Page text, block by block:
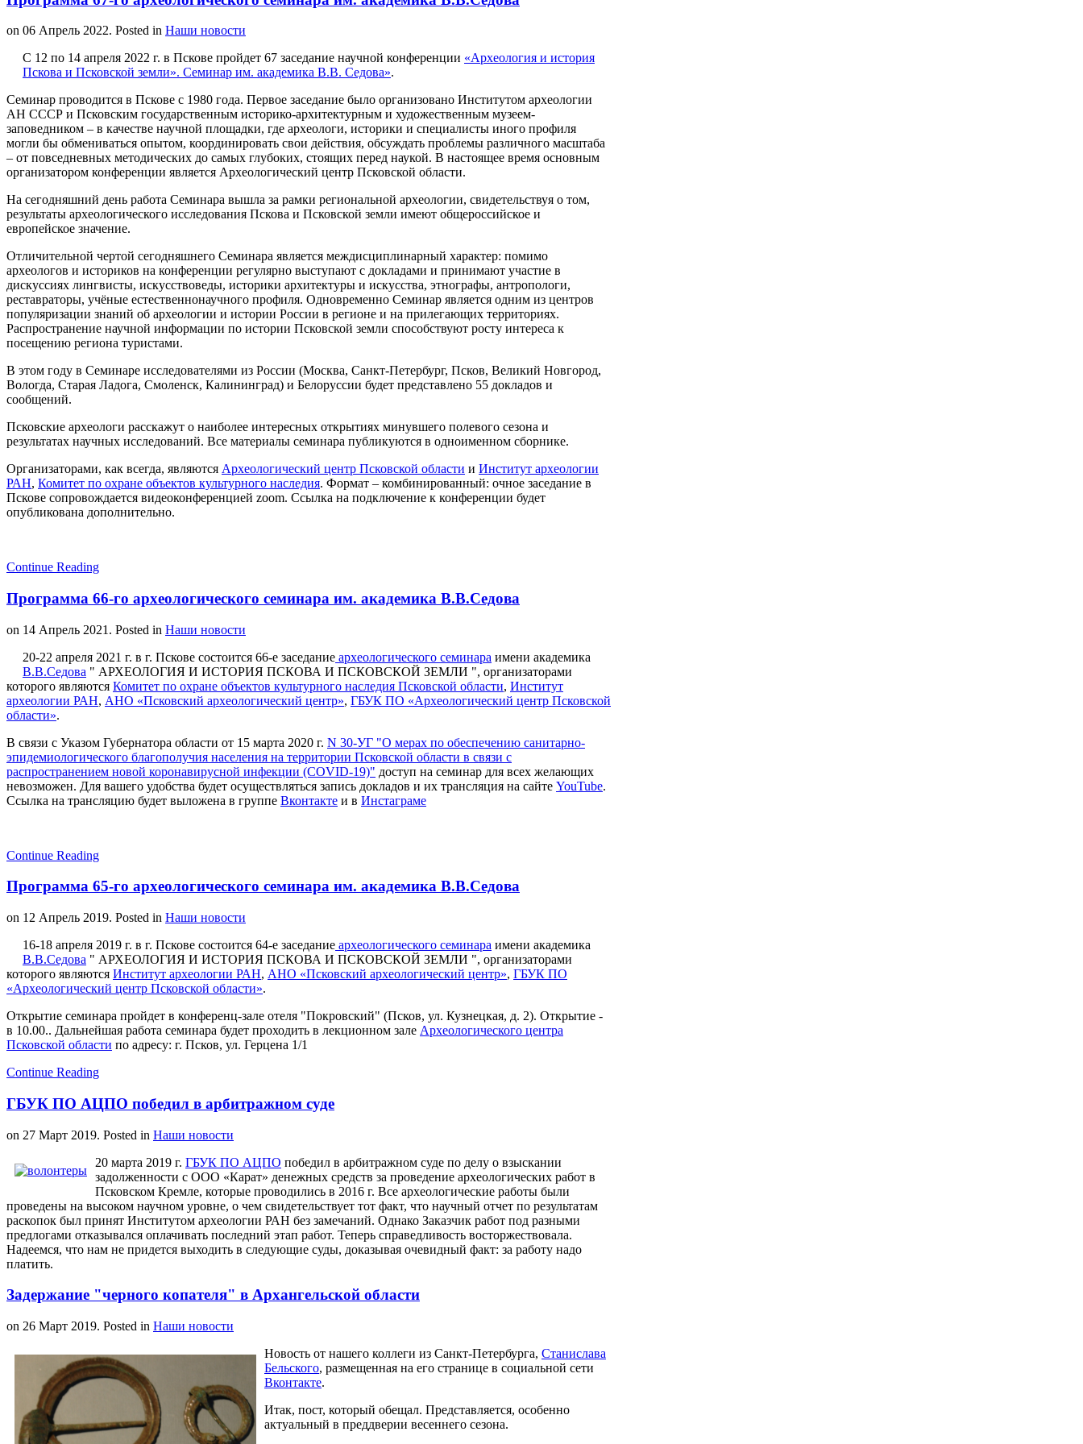
on 06 Апрель 2022. Posted in Наши новости
С 12 по 14 апреля 2022 г. в Пскове пройдет 67 заседание научной конференции «Археология и история
Пскова и Псковской земли». Семинар им. академика В.В. Седова».
Семинар проводится в Пскове с 1980 года. Первое заседание было организовано Институтом археологии
АН СССР и Псковским государственным историко-архитектурным и художественным музеем-
заповедником – в качестве научной площадки, где археологи, историки и специалисты иного профиля
могли бы обмениваться опытом, координировать свои действия, обсуждать проблемы различного масштаба
– от повседневных методических до самых глубоких, стоящих перед наукой. В настоящее время основным
организатором конференции является Археологический центр Псковской области.
На сегодняшний день работа Семинара вышла за рамки региональной археологии, свидетельствуя о том,
результаты археологического исследования Пскова и Псковской земли имеют общероссийское и
европейское значение.
Отличительной чертой сегодняшнего Семинара является междисциплинарный характер: помимо
археологов и историков на конференции регулярно выступают с докладами и принимают участие в
дискуссиях лингвисты, искусствоведы, историки архитектуры и искусства, этнографы, антропологи,
реставраторы, учёные естественнонаучного профиля. Одновременно Семинар является одним из центров
популяризации знаний об археологии и истории России в регионе и на прилегающих территориях.
Распространение научной информации по истории Псковской земли способствуют росту интереса к
посещению региона туристами.
В этом году в Семинаре исследователями из России (Москва, Санкт-Петербург, Псков, Великий Новгород,
Вологда, Старая Ладога, Смоленск, Калининград) и Белоруссии будет представлено 55 докладов и
сообщений.
Псковские археологи расскажут о наиболее интересных открытиях минувшего полевого сезона и
результатах научных исследований. Все материалы семинара публикуются в одноименном сборнике.
Организаторами, как всегда, являются Археологический центр Псковской области и Институт археологии
РАН, Комитет по охране объектов культурного наследия. Формат – комбинированный: очное заседание в
Пскове сопровождается видеоконференцией zoom. Ссылка на подключение к конференции будет
опубликована дополнительно.
Continue Reading
Программа 66-го археологического семинара им. академика В.В.Седова
on 14 Апрель 2021 . Posted in Наши новости
20-22 апреля 2021 г. в г. Пскове состоится 66-е заседание археологического семинара имени академика
В.В.Седова " АРХЕОЛОГИЯ И ИСТОРИЯ ПСКОВА И ПСКОВСКОЙ ЗЕМЛИ ", организаторами
которого являются Комитет по охране объектов культурного наследия Псковской области, Институт
археологии РАН, АНО «Псковский археологический центр», ГБУК ПО «Археологический центр Псковской
области».
В связи с Указом Губернатора области от 15 марта 2020 г. N 30-УГ "О мерах по обеспечению санитарно-
эпидемиологического благополучия населения на территории Псковской области в связи с
распространением новой коронавирусной инфекции (COVID-19)" доступ на семинар для всех желающих
невозможен. Для вашего удобства будет осуществляться запись докладов и их трансляция на сайте YouTube.
Ссылка на трансляцию будет выложена в группе Вконтакте и в Инстаграме
Continue Reading
Программа 65-го археологического семинара им. академика В.В.Седова
on 12 Апрель 2019. Posted in Наши новости
16-18 апреля 2019 г. в г. Пскове состоится 64-е заседание археологического семинара имени академика
В.В.Седова " АРХЕОЛОГИЯ И ИСТОРИЯ ПСКОВА И ПСКОВСКОЙ ЗЕМЛИ ", организаторами
которого являются Институт археологии РАН, АНО «Псковский археологический центр», ГБУК ПО
«Археологический центр Псковской области».
Открытие семинара пройдет в конференц-зале отеля "Покровский" (Псков, ул. Кузнецкая, д. 2). Открытие -
в 10.00.. Дальнейшая работа семинара будет проходить в лекционном зале Археологического центра
Псковской области по адресу: г. Псков, ул. Герцена 1/1
Continue Reading
ГБУК ПО АЦПО победил в арбитражном суде
on 27 Март 2019. Posted in Наши новости
20 марта 2019 г. ГБУК ПО АЦПО победил в арбитражном суде по делу о взыскании
задолженности с ООО «Карат» денежных средств за проведение археологических работ в
Псковском Кремле, которые проводились в 2016 г. Все археологические работы были
проведены на высоком научном уровне, о чем свидетельствует тот факт, что научный отчет по результатам
раскопок был принят Институтом археологии РАН без замечаний. Однако Заказчик работ под разными
предлогами отказывался оплачивать последний этап работ. Теперь справедливость восторжествовала.
Надеемся, что нам не придется выходить в следующие суды, доказывая очевидный факт: за работу надо
платить.
Задержание "черного копателя" в Архангельской области
on 26 Март 2019. Posted in Наши новости
Новость от нашего коллеги из Санкт-Петербурга, Станислава
Бельского, размещенная на его странице в социальной сети
Вконтакте.
Итак, пост, который обещал. Представляется, особенно
актуальный в преддверии весеннего сезона.